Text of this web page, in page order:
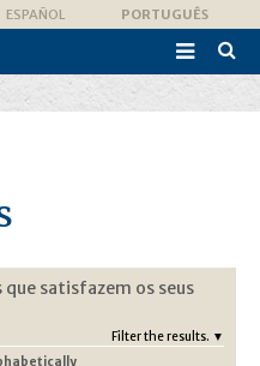
ESPAÑOL PORTUGUÊS

que satisfazem os seus
Filter the results.